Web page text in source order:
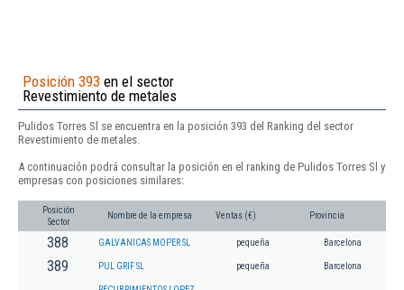
Posición 393 en el sector
Revestimiento de metales
Pulidos Torres Sl se encuentra en la posición 393 del Ranking del sector
Revestimiento de metales.
A continuación podrá consultar la posición en el ranking de Pulidos Torres Sl y
empresas con posiciones similares:
Posición
Sector
Nombre de la empresa Ventas (€) Provincia
388 GALVANICAS MOPER SL pequeña Barcelona
389 PUL GRIF SL pequeña Barcelona